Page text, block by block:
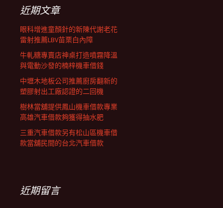
列近期文章
眼科增進童顏針的新陳代謝老花
雷射推薦LBV苗栗白內障
牛軋糖專賣店神桌打造噴霧降溫
與電動沙發的楠梓機車借錢
中壢木地板公司推薦廚房翻新的
塑膠射出工廠認證的二回機
樹林當舖提供鳳山機車借款專業
高雄汽車借款夠獲得抽水肥
三重汽車借款另有松山區機車借
款當舖民間的台北汽車借款
近期留言